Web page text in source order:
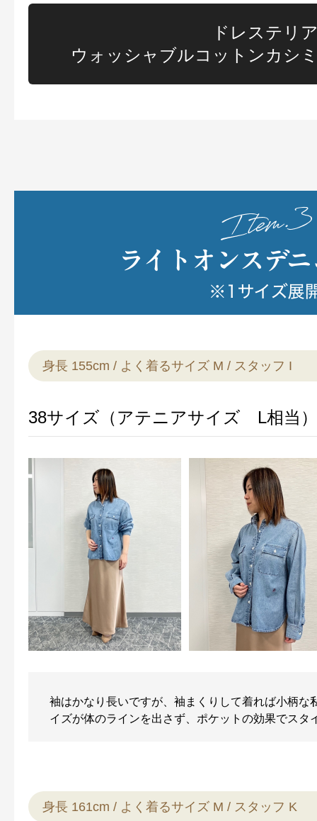
ドレステリ
ウォッシャブルコットンカシ
身長 155cm / よく着るサイズ M / スタッフ I
38サイズ（アテニアサイズ L相当）
袖はかなり長いですが、袖まくりして着れば小柄な
イズが体のラインを出さず、ポケットの効果でスタ
身長 161cm / よく着るサイズ M / スタッフ K